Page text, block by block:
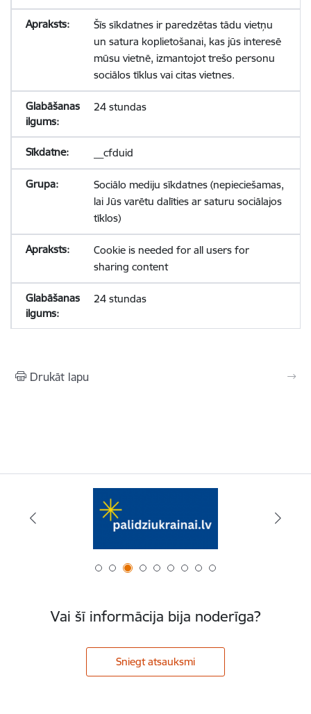
Šīs sīkdatnes ir paredzētas tādu vietņu
un satura koplietošanai, kas jūs interesē
mūsu vietnē, izmantojot trešo personu
sociālos tīklus vai citas vietnes.
24 stundas
__cfduid
Sociālo mediju sīkdatnes (nepieciešamas,
lai Jūs varētu dalīties ar saturu sociālajos
tīklos)
Cookie is needed for all users for
sharing content
24 stundas
Drukāt lapu
Vai šī informācija bija noderīga?
Sniegt atsauksmi